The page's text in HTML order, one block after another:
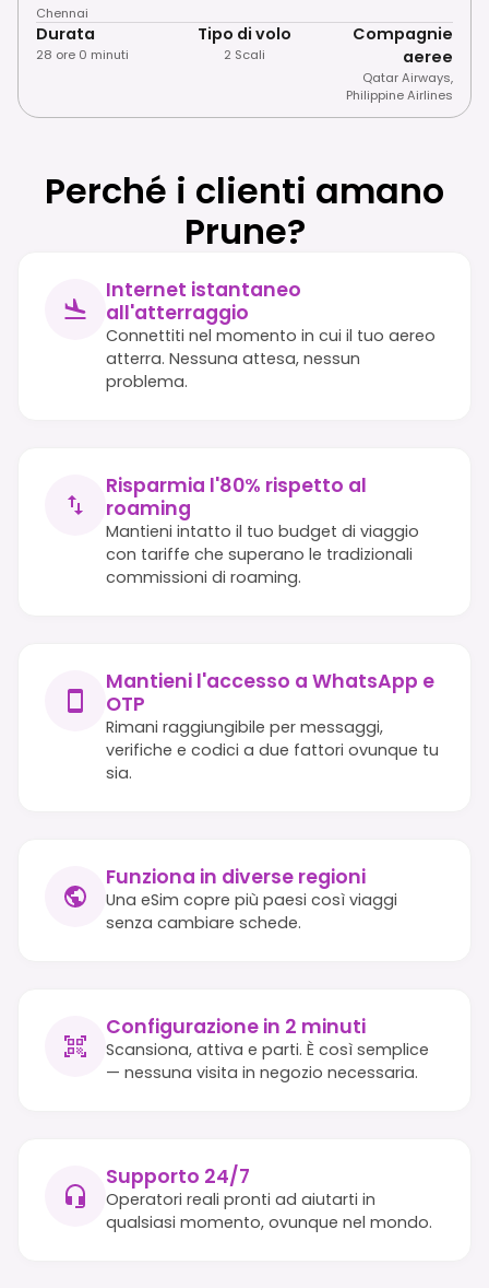
Chennai
Durata
28 ore 0 minuti
Tipo di volo
2 Scali
Compagnie
aeree
Qatar Airways,
Philippine Airlines
Perché i clienti amano
Prune?
Internet istantaneo
all'atterraggio
Connettiti nel momento in cui il tuo aereo
atterra. Nessuna attesa, nessun
problema.
Risparmia l'80% rispetto al
roaming
Mantieni intatto il tuo budget di viaggio
con tariffe che superano le tradizionali
commissioni di roaming.
Mantieni l'accesso a WhatsApp e
OTP
Rimani raggiungibile per messaggi,
verifiche e codici a due fattori ovunque tu
sia.
Funziona in diverse regioni
Una eSim copre più paesi così viaggi
senza cambiare schede.
Configurazione in 2 minuti
Scansiona, attiva e parti. È così semplice
— nessuna visita in negozio necessaria.
Supporto 24/7
Operatori reali pronti ad aiutarti in
qualsiasi momento, ovunque nel mondo.